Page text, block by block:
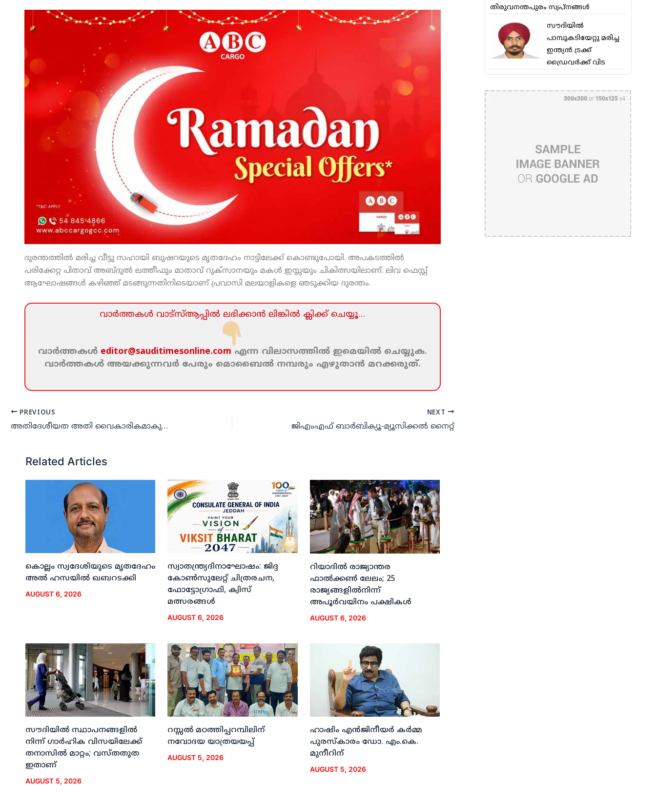
ദുരന്തത്തില്‍ മരിച്ച വീട്ടു സഹായി ബുഷറയുടെ മൃതദേഹം നാട്ടിലേക്ക് കൊണ്ടുപോയി. അപകടത്തില്‍
പരിക്കേറ്റ പിതാവ് അബ്ദുല്‍ ലത്തീഫും മാതാവ് റുക്‌സാനയും മകള്‍ ഇസ്സയും ചികിത്സയിലാണ്. ലിവ ഫെസ്റ്റ്
ആഘോഷങ്ങള്‍ കഴിഞ്ഞ് മടങ്ങുന്നതിനിടെയാണ് പ്രവാസി മലയാളികളെ ഞടുക്കിയ ദുരന്തം.
വാര്‍ത്തകള്‍ വാട്‌സ്‌ആപ്പില്‍ ലഭിക്കാന്‍ ലിങ്കില്‍ ക്ലിക്ക്‌ ചെയ്യൂ…
വാര്‍ത്തകള്‍ editor@sauditimesonline.com എന്ന വിലാസത്തില്‍ ഇമെയില്‍ ചെയ്യുക.
വാര്‍ത്തകള്‍ അയക്കുന്നവര്‍ പേരും മൊബൈല്‍ നമ്പരും എഴുതാന്‍ മറക്കരുത്‌.
PREVIOUS
അതിദേശീയത അതി വൈകാരികമാകുമ്പോള്‍ ഫാസിസം കടന്നു വരും: ഡോ അരുണ്‍ കുമാര്‍
NEXT
ജിഎംഎഫ് ബാര്‍ബിക്യൂ-മ്യൂസിക്കല്‍ നൈറ്റ്
Related Articles
കൊല്ലം സ്വദേശിയുടെ മൃതദേഹം
അല്‍ ഹസയില്‍ ഖബറടക്കി
AUGUST 6, 2026
സ്വാതന്ത്ര്യദിനാഘോഷം: ജിദ്ദ
കോണ്‍സുലേറ്റ് ചിത്രരചന,
ഫോട്ടോഗ്രാഫി, ക്വിസ്
മത്സരങ്ങള്‍
AUGUST 6, 2026
റിയാദില്‍ രാജ്യാന്തര
ഫാല്‍ക്കണ്‍ ലേലം; 25
രാജ്യങ്ങളില്‍നിന്ന്
അപൂര്‍വയിനം പക്ഷികള്‍
AUGUST 6, 2026
സൗദിയില്‍ സ്ഥാപനങ്ങളില്‍
നിന്ന് ഗാര്‍ഹിക വിസയിലേക്ക്
തനാസില്‍ മാറ്റം; വസ്തതുത
ഇതാണ്
AUGUST 5, 2026
റസ്സല്‍ മഠത്തിപ്പറമ്പിലിന്
നവോദയ യാത്രയയപ്പ്
AUGUST 5, 2026
ഹാഷിം എന്‍ജിനീയര്‍ കര്‍മ്മ
പുരസ്‌കാരം ഡോ. എം.കെ.
മുനീറിന്
AUGUST 5, 2026
തിരുവനന്തപുരം സ്വപ്നങ്ങള്‍
സൗദിയിൽ
പാമ്പുകടിയേറ്റു മരിച്ച
ഇന്ത്യൻ ട്രക്ക്
ഡ്രൈവർക്ക് വിട